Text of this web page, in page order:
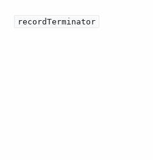
recordTerminator